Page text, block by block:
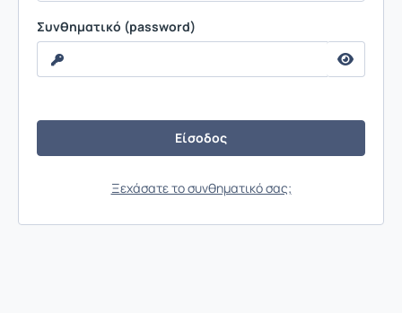
Συνθηματικό (password)
Ξεχάσατε το συνθηματικό σας;